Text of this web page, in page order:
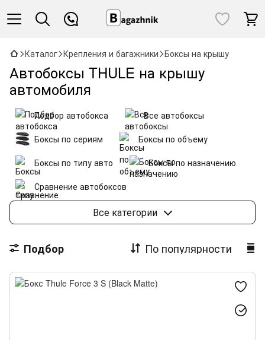
Каталог Крепления и багажники Боксы на крышу
Автобоксы THULE на крышу
автомобиля
Подбор автобокса
Все автобоксы
Боксы по сериям
Боксы по объему
Боксы по типу авто
Боксы по назначению
Сравнение автобоксов
Аксессуары для боксов
Все категории
Подбор По популярности